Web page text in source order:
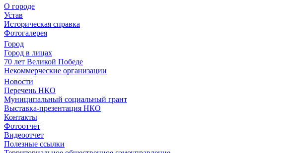
О городе
Устав
Историческая справка
Фотогалерея
Город
Город в лицах
70 лет Великой Победе
Некоммерческие организации
Новости
Перечень НКО
Муниципальный социальный грант
Выставка-презентация НКО
Контакты
Фотоотчет
Видеоотчет
Полезные ссылки